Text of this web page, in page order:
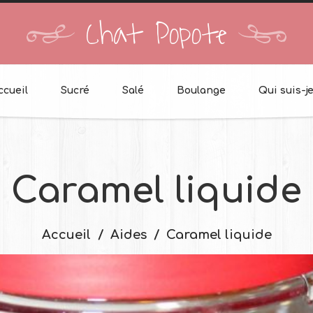
Chat Popote
Sucré Salé Boulange Qui suis-
Caramel liquide
Accueil Aides Caramel liquide